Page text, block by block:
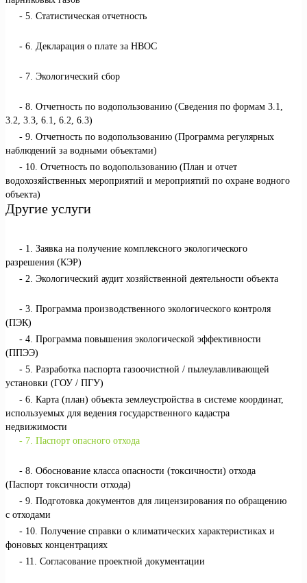
5. Статистическая отчетность
6. Декларация о плате за НВОС
7. Экологический сбор
8. Отчетность по водопользованию (Сведения по формам 3.1,
3.2, 3.3, 6.1, 6.2, 6.3)
9. Отчетность по водопользованию (Программа регулярных
наблюдений за водными объектами)
10. Отчетность по водопользованию (План и отчет
водохозяйственных мероприятий и мероприятий по охране водного
объекта)
Другие услуги
1. Заявка на получение комплексного экологического
разрешения (КЭР)
2. Экологический аудит хозяйственной деятельности объекта
3. Программа производственного экологического контроля
(ПЭК)
4. Программа повышения экологической эффективности
(ППЭЭ)
5. Разработка паспорта газоочистной / пылеулавливающей
установки (ГОУ / ПГУ)
6. Карта (план) объекта землеустройства в системе координат,
используемых для ведения государственного кадастра
недвижимости
7. Паспорт опасного отхода
8. Обоснование класса опасности (токсичности) отхода
(Паспорт токсичности отхода)
9. Подготовка документов для лицензирования по обращению
с отходами
10. Получение справки о климатических характеристиках и
фоновых концентрациях
11. Согласование проектной документации